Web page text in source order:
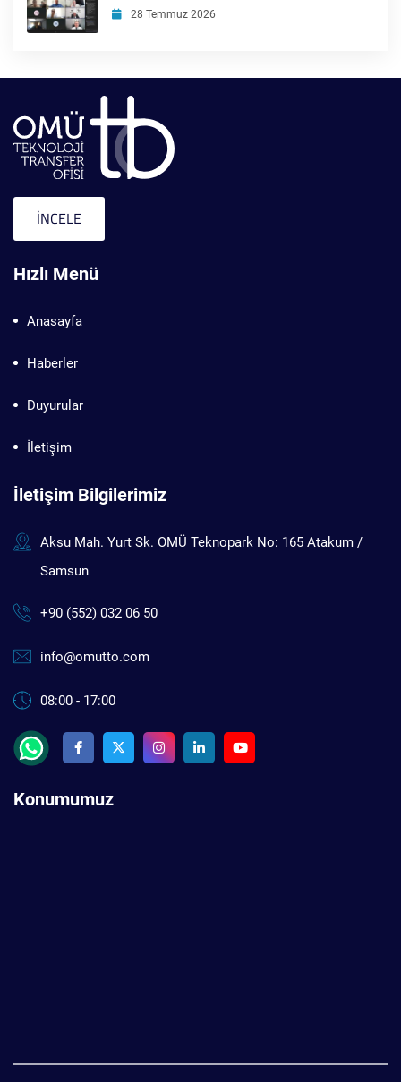
28 Temmuz 2026
İNCELE
Hızlı Menü
Anasayfa
Haberler
Duyurular
İletişim
İletişim Bilgilerimiz
Aksu Mah. Yurt Sk. OMÜ Teknopark No: 165 Atakum /
Samsun
+90 (552) 032 06 50
info@omutto.com
08:00 - 17:00
Konumumuz